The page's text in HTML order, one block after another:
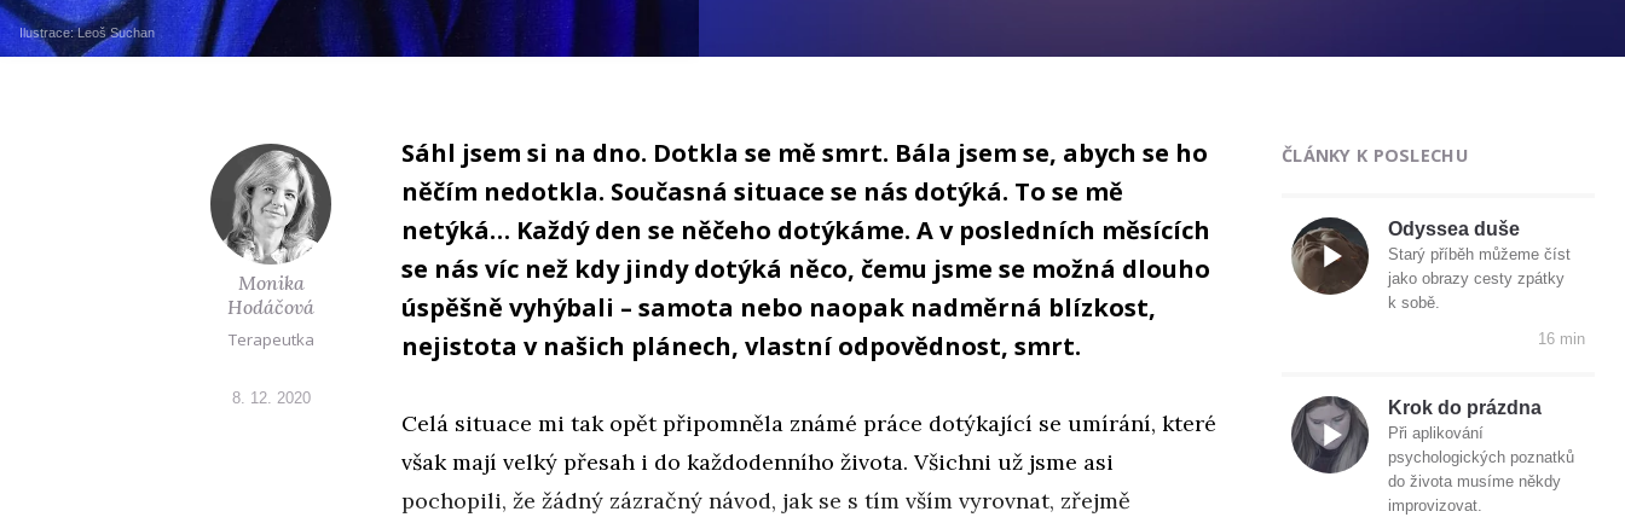
Ilustrace:Leoš Suchan
Monika
Hodáčová
Terapeutka
8. 12. 2020
Sáhl jsem si na dno. Dotkla se mě smrt. Bála jsem se, abych se ho
něčím nedotkla. Současná situace se nás dotýká. To se mě
netýká… Každý den se něčeho dotýkáme. A v posledních měsících
se nás víc než kdy jindy dotýká něco, čemu jsme se možná dlouho
úspěšně vyhýbali – samota nebo naopak nadměrná blízkost,
nejistota v našich plánech, vlastní odpovědnost, smrt.
Celá situace mi tak opět připomněla známé práce dotýkající se umírání, které
však mají velký přesah i do každodenního života. Všichni už jsme asi
pochopili, že žádný zázračný návod, jak se s tím vším vyrovnat, zřejmě
ČLÁNKY K POSLECHU
Odyssea duše
Starý příběh můžeme číst
jako obrazy cesty zpátky
k sobě.
16 min
Krok do prázdna
Při aplikování
psychologických poznatků
do života musíme někdy
improvizovat.